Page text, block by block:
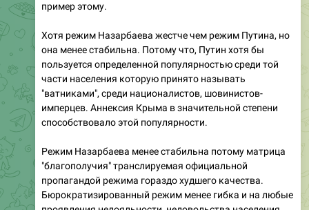
пример этому.
Хотя режим Назарбаева жестче чем режим Путина, но
она менее стабильна. Потому что, Путин хотя бы
пользуется определенной популярностью среди той
части населения которую принято называть
"ватниками", среди националистов, шовинистов-
имперцев. Аннексия Крыма в значительной степени
способствовало этой популярности.
Режим Назарбаева менее стабильна потому матрица
"благополучия" транслируемая официальной
пропагандой режима гораздо худшего качества.
Бюрократизированный режим менее гибка и на любые